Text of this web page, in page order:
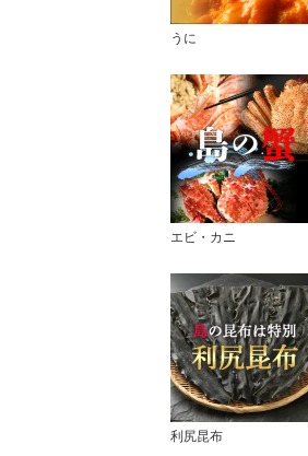
うに
エビ・カニ
利尻昆布